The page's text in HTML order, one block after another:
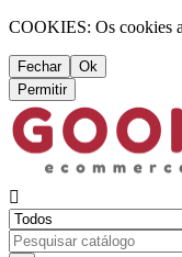
COOKIES: Os cookies
Fechar
Ok
Permitir
